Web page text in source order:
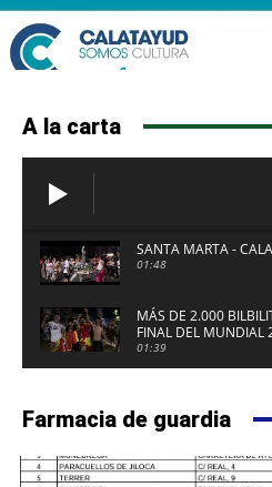
A la carta
SANTA MARTA -
01:48
MÁS DE 2.000
FINAL DEL MUNDIAL
FUERTE DE
01:39
Farmacia de guardia